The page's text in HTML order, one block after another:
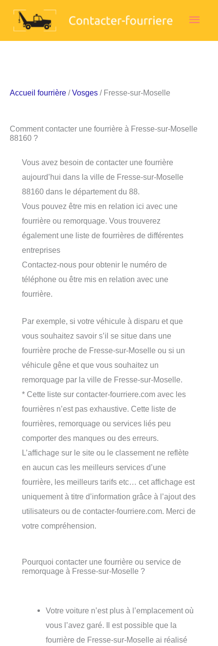
Accueil fourrière /Vosges / Fresse-sur-Moselle
Comment contacter une fourrière à Fresse-sur-Moselle
88160 ?
Vous avez besoin de contacter une fourrière
aujourd’hui dans la ville de Fresse-sur-Moselle
88160 dans le département du 88.
Vous pouvez être mis en relation ici avec une
fourrière ou remorquage. Vous trouverez
également une liste de fourrières de différentes
entreprises
Contactez-nous pour obtenir le numéro de
téléphone ou être mis en relation avec une
fourrière.
Par exemple, si votre véhicule à disparu et que
vous souhaitez savoir s’il se situe dans une
fourrière proche de Fresse-sur-Moselle ou si un
véhicule gêne et que vous souhaitez un
remorquage par la ville de Fresse-sur-Moselle.
* Cette liste sur contacter-fourriere.com avec les
fourrières n’est pas exhaustive. Cette liste de
fourrières, remorquage ou services liés peu
comporter des manques ou des erreurs.
L’affichage sur le site ou le classement ne reflète
en aucun cas les meilleurs services d’une
fourrière, les meilleurs tarifs etc… cet affichage est
uniquement à titre d’information grâce à l’ajout des
utilisateurs ou de contacter-fourriere.com. Merci de
votre compréhension.
Pourquoi contacter une fourrière ou service de
remorquage à Fresse-sur-Moselle ?
Votre voiture n’est plus à l’emplacement où
vous l’avez garé. Il est possible que la
fourrière de Fresse-sur-Moselle ai réalisé